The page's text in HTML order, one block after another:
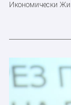
Икономически